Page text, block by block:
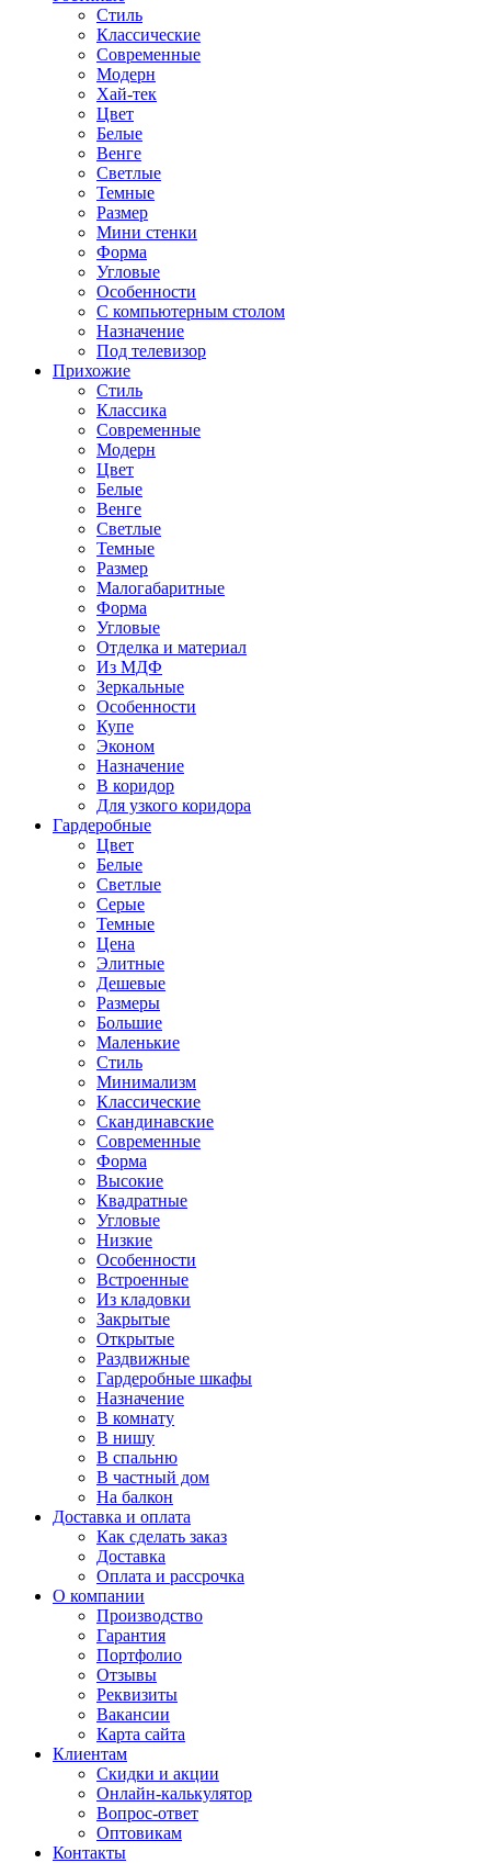
Стиль
Классические
Современные
Модерн
Хай-тек
Цвет
Белые
Венге
Светлые
Темные
Размер
Мини стенки
Форма
Угловые
Особенности
С компьютерным столом
Назначение
Под телевизор
Прихожие
Стиль
Классика
Современные
Модерн
Цвет
Белые
Венге
Светлые
Темные
Размер
Малогабаритные
Форма
Угловые
Отделка и материал
Из МДФ
Зеркальные
Особенности
Купе
Эконом
Назначение
В коридор
Для узкого коридора
Гардеробные
Цвет
Белые
Светлые
Серые
Темные
Цена
Элитные
Дешевые
Размеры
Большие
Маленькие
Стиль
Минимализм
Классические
Скандинавские
Современные
Форма
Высокие
Квадратные
Угловые
Низкие
Особенности
Встроенные
Из кладовки
Закрытые
Открытые
Раздвижные
Гардеробные шкафы
Назначение
В комнату
В нишу
В спальню
В частный дом
На балкон
Доставка и оплата
Как сделать заказ
Доставка
Оплата и рассрочка
О компании
Производство
Гарантия
Портфолио
Отзывы
Реквизиты
Вакансии
Карта сайта
Клиентам
Скидки и акции
Онлайн-калькулятор
Вопрос-ответ
Оптовикам
Контакты